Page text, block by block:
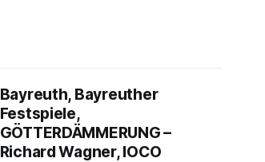
Bayreuth, Bayreuther
Festspiele,
GÖTTERDÄMMERUNG –
Richard Wagner, IOCO